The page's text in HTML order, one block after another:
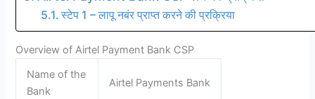
स्टेप 1 – लापू नबंर प्राप्त करने की प्रक्रिया
Overview of Airtel Payment Bank CSP
Name of the
Bank
Airtel Payments Bank